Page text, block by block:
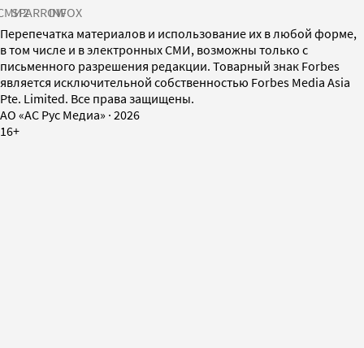
SPARROWINFOX
Перепечатка материалов и использование их в любой форме,
в том числе и в электронных СМИ, возможны только с
письменного разрешения редакции. Товарный знак Forbes
является исключительной собственностью Forbes Media Asia
Pte. Limited. Все права защищены.
AO «АС Рус Медиа» · 2026
16+